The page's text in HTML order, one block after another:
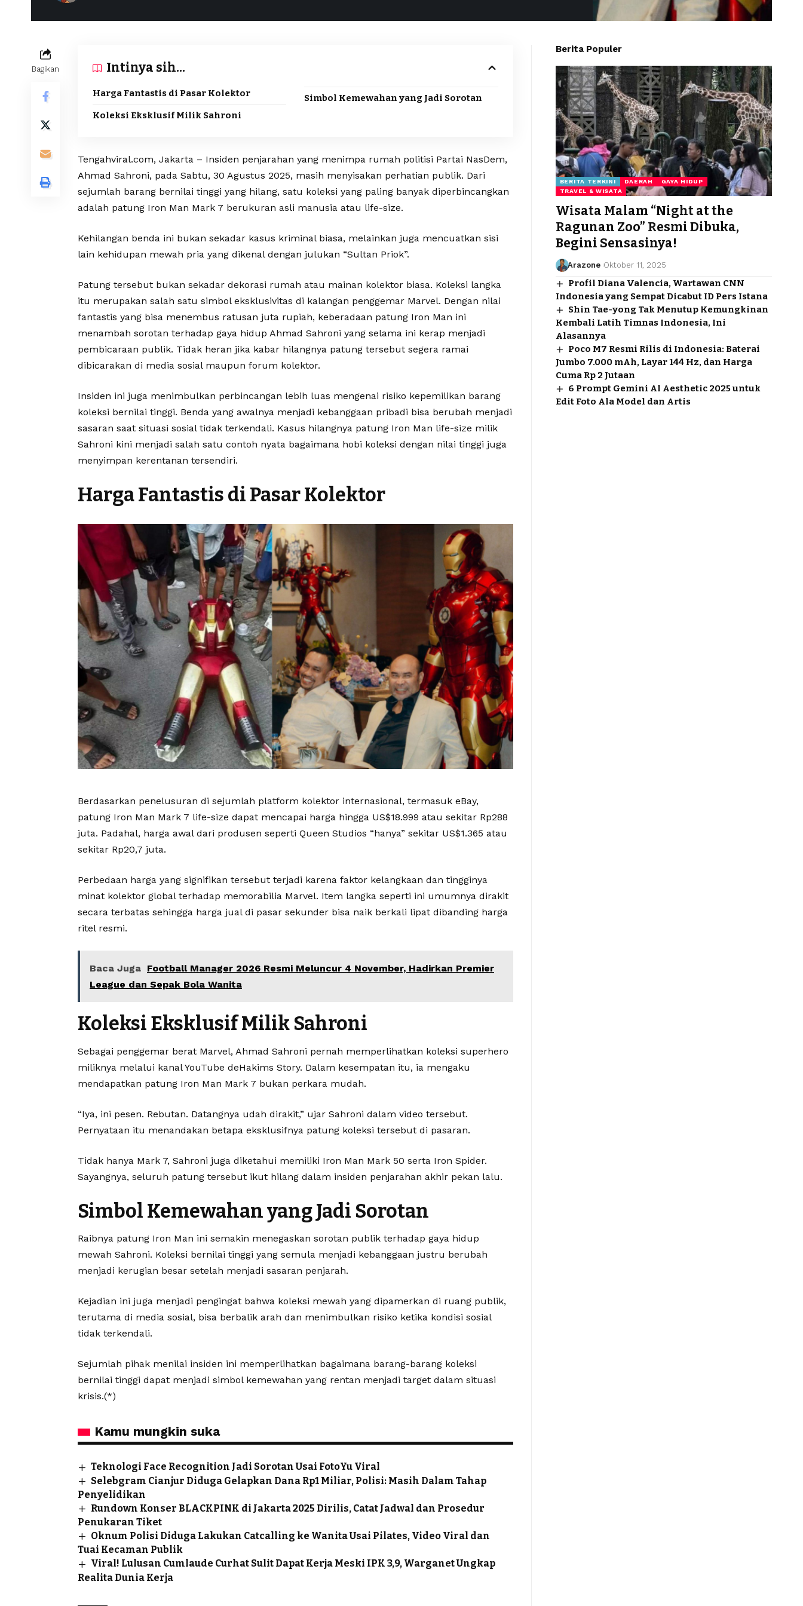
Bagikan Intinya sih...
Harga Fantastis di Pasar Kolektor
Koleksi Eksklusif Milik Sahroni
Simbol Kemewahan yang Jadi Sorotan
Tengahviral.com, Jakarta – Insiden penjarahan yang menimpa rumah politisi Partai NasDem,
Ahmad Sahroni, pada Sabtu, 30 Agustus 2025, masih menyisakan perhatian publik. Dari
sejumlah barang bernilai tinggi yang hilang, satu koleksi yang paling banyak diperbincangkan
adalah patung Iron Man Mark 7 berukuran asli manusia atau life-size.
Kehilangan benda ini bukan sekadar kasus kriminal biasa, melainkan juga mencuatkan sisi
lain kehidupan mewah pria yang dikenal dengan julukan “Sultan Priok”.
Patung tersebut bukan sekadar dekorasi rumah atau mainan kolektor biasa. Koleksi langka
itu merupakan salah satu simbol eksklusivitas di kalangan penggemar Marvel. Dengan nilai
fantastis yang bisa menembus ratusan juta rupiah, keberadaan patung Iron Man ini
menambah sorotan terhadap gaya hidup Ahmad Sahroni yang selama ini kerap menjadi
pembicaraan publik. Tidak heran jika kabar hilangnya patung tersebut segera ramai
dibicarakan di media sosial maupun forum kolektor.
Insiden ini juga menimbulkan perbincangan lebih luas mengenai risiko kepemilikan barang
koleksi bernilai tinggi. Benda yang awalnya menjadi kebanggaan pribadi bisa berubah menjadi
sasaran saat situasi sosial tidak terkendali. Kasus hilangnya patung Iron Man life-size milik
Sahroni kini menjadi salah satu contoh nyata bagaimana hobi koleksi dengan nilai tinggi juga
menyimpan kerentanan tersendiri.
Harga Fantastis di Pasar Kolektor
Berdasarkan penelusuran di sejumlah platform kolektor internasional, termasuk eBay,
patung Iron Man Mark 7 life-size dapat mencapai harga hingga US$18.999 atau sekitar Rp288
juta. Padahal, harga awal dari produsen seperti Queen Studios “hanya” sekitar US$1.365 atau
sekitar Rp20,7 juta.
Perbedaan harga yang signifikan tersebut terjadi karena faktor kelangkaan dan tingginya
minat kolektor global terhadap memorabilia Marvel. Item langka seperti ini umumnya dirakit
secara terbatas sehingga harga jual di pasar sekunder bisa naik berkali lipat dibanding harga
ritel resmi.
Baca Juga Football Manager 2026 Resmi Meluncur 4 November, Hadirkan Premier
League dan Sepak Bola Wanita
Koleksi Eksklusif Milik Sahroni
Sebagai penggemar berat Marvel, Ahmad Sahroni pernah memperlihatkan koleksi superhero
miliknya melalui kanal YouTube deHakims Story. Dalam kesempatan itu, ia mengaku
mendapatkan patung Iron Man Mark 7 bukan perkara mudah.
“Iya, ini pesen. Rebutan. Datangnya udah dirakit,” ujar Sahroni dalam video tersebut.
Pernyataan itu menandakan betapa eksklusifnya patung koleksi tersebut di pasaran.
Tidak hanya Mark 7, Sahroni juga diketahui memiliki Iron Man Mark 50 serta Iron Spider.
Sayangnya, seluruh patung tersebut ikut hilang dalam insiden penjarahan akhir pekan lalu.
Simbol Kemewahan yang Jadi Sorotan
Raibnya patung Iron Man ini semakin menegaskan sorotan publik terhadap gaya hidup
mewah Sahroni. Koleksi bernilai tinggi yang semula menjadi kebanggaan justru berubah
menjadi kerugian besar setelah menjadi sasaran penjarah.
Kejadian ini juga menjadi pengingat bahwa koleksi mewah yang dipamerkan di ruang publik,
terutama di media sosial, bisa berbalik arah dan menimbulkan risiko ketika kondisi sosial
tidak terkendali.
Sejumlah pihak menilai insiden ini memperlihatkan bagaimana barang-barang koleksi
bernilai tinggi dapat menjadi simbol kemewahan yang rentan menjadi target dalam situasi
krisis.(*)
Kamu mungkin suka
Teknologi Face Recognition Jadi Sorotan Usai FotoYu Viral
Selebgram Cianjur Diduga Gelapkan Dana Rp1 Miliar, Polisi: Masih Dalam Tahap
Penyelidikan
Rundown Konser BLACKPINK di Jakarta 2025 Dirilis, Catat Jadwal dan Prosedur
Penukaran Tiket
Oknum Polisi Diduga Lakukan Catcalling ke Wanita Usai Pilates, Video Viral dan
Tuai Kecaman Publik
Viral! Lulusan Cumlaude Curhat Sulit Dapat Kerja Meski IPK 3,9, Warganet Ungkap
Realita Dunia Kerja
Berita Populer
BERITA TERKINI DAERAH
GAYA HIDUP
TRAVEL & WISATA
Wisata Malam “Night at the
Ragunan Zoo” Resmi Dibuka,
Begini Sensasinya!
Arazone Oktober 11, 2025
Profil Diana Valencia, Wartawan CNN
Indonesia yang Sempat Dicabut ID Pers Istana
Shin Tae-yong Tak Menutup Kemungkinan
Kembali Latih Timnas Indonesia, Ini
Alasannya
Poco M7 Resmi Rilis di Indonesia: Baterai
Jumbo 7.000 mAh, Layar 144 Hz, dan Harga
Cuma Rp 2 Jutaan
6 Prompt Gemini AI Aesthetic 2025 untuk
Edit Foto Ala Model dan Artis